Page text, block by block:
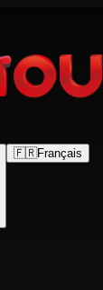
🇫🇷Français